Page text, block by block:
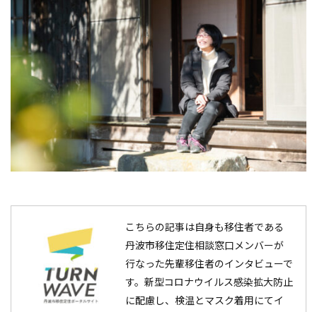
こちらの記事は自身も移住者である
丹波市移住定住相談窓口メンバーが
行なった先輩移住者のインタビューで
す。新型コロナウイルス感染拡大防止
に配慮し、検温とマスク着用にてイ